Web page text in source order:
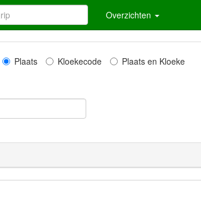
Overzichten
Plaats Kloekecode Plaats en Kloeke